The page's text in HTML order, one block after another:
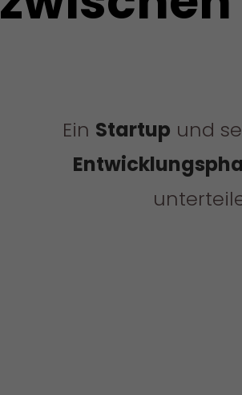
Ein Startup und